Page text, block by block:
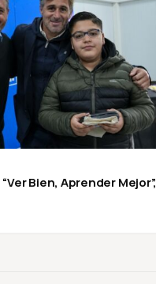
Bien, Aprender